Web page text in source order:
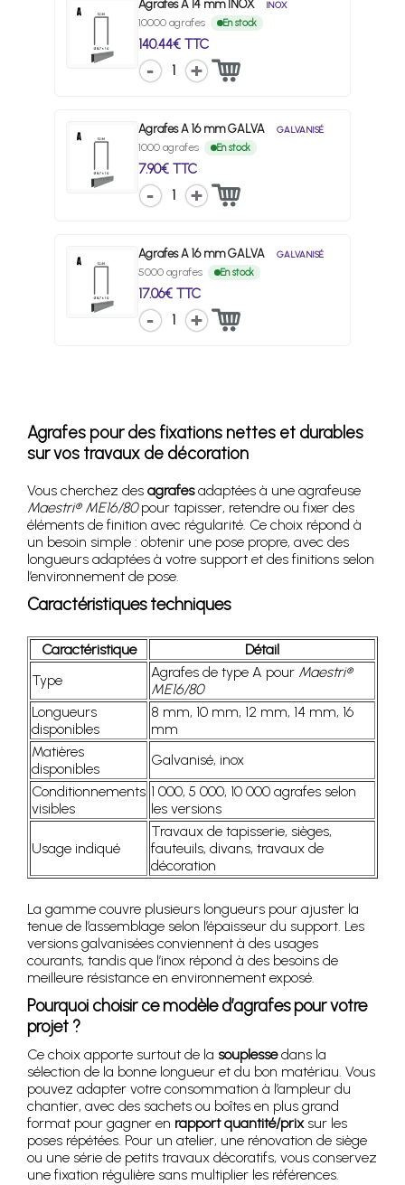
Agrafes A 14 mm INOX INOX
10000 agrafes En stock
140.44€ TTC
1
Agrafes A 16 mm GALVA GALVANISÉ
1000 agrafes En stock
7.90€ TTC
1
Agrafes A 16 mm GALVA GALVANISÉ
5000 agrafes En stock
17.06€ TTC
1
Agrafes pour des fixations nettes et durables
sur vos travaux de décoration
Vous cherchez des agrafesadaptées à une agrafeuse
Maestri® ME16/80pour tapisser, retendre ou fixer des
éléments de finition avec régularité. Ce choix répond à
un besoin simple : obtenir une pose propre, avec des
longueurs adaptées à votre support et des finitions selon
l’environnement de pose.
Caractéristiques techniques
Caractéristique
Détail
Type
Agrafes de type A pour Maestri®
ME16/80
Longueurs
disponibles
8 mm, 10 mm, 12 mm, 14 mm, 16
mm
Matières
disponibles
Galvanisé, inox
Conditionnements
visibles
1 000, 5 000, 10 000 agrafes selon
les versions
Usage indiqué
Travaux de tapisserie, sièges,
fauteuils, divans, travaux de
décoration
La gamme couvre plusieurs longueurs pour ajuster la
tenue de l’assemblage selon l’épaisseur du support. Les
versions galvanisées conviennent à des usages
courants, tandis que l’inox répond à des besoins de
meilleure résistance en environnement exposé.
Pourquoi choisir ce modèle d’agrafes pour votre
projet ?
Ce choix apporte surtout de la souplessedans la
sélection de la bonne longueur et du bon matériau. Vous
pouvez adapter votre consommation à l’ampleur du
chantier, avec des sachets ou boîtes en plus grand
format pour gagner en rapport quantité/prixsur les
poses répétées. Pour un atelier, une rénovation de siège
ou une série de petits travaux décoratifs, vous conservez
une fixation régulière sans multiplier les références.